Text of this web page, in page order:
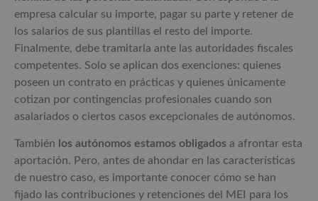
empresa calcular su importe, pagar su parte y retener de
los salarios de sus plantillas el resto del importe.
Finalmente, debe tramitarla ante las autoridades fiscales
competentes. Solo se aplican dos exenciones: quienes
poseen un contrato en prácticas y quienes únicamente
cotizan por contingencias profesionales cuando son
asalariados o ciertos casos excepcionales de autónomos.
También los autónomos estamos obligados a afrontar esta
aportación. Pero, antes de ahondar en las características
de nuestro caso, es importante conocer cómo se han
fijado las contribuciones y retenciones del MEI para los